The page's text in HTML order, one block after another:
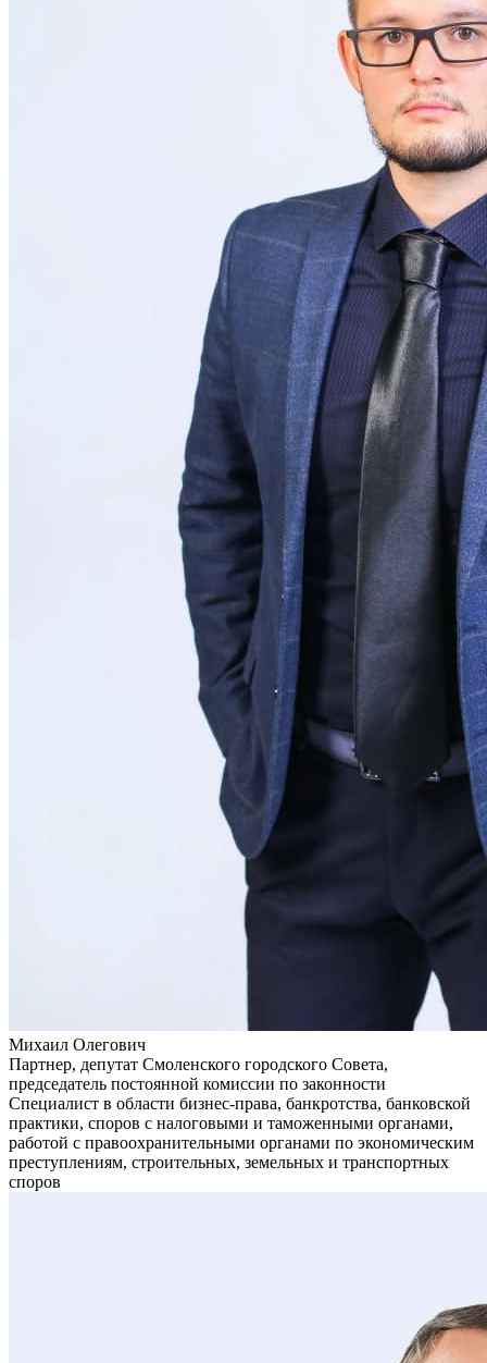
Михаил Олегович
Партнер, депутат Смоленского городского Совета,
председатель постоянной комиссии по законности
Специалист в области бизнес-права, банкротства, банковской
практики, споров с налоговыми и таможенными органами,
работой с правоохранительными органами по экономическим
преступлениям, строительных, земельных и транспортных
споров